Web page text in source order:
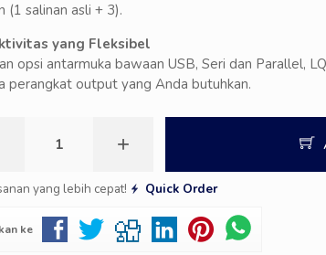
(1 salinan asli + 3).
yang Fleksibel
opsi antarmuka bawaan USB, Seri dan Parallel,
perangkat output yang Anda butuhkan.
+
yang lebih cepat! Quick Order
ke